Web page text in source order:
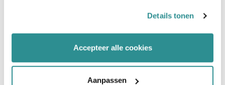
afhankelijke cookies beheren en/of wijzigen. Lees ook
onscookiestatementvoor meer informatie.
Details tonen
Accepteer alle cookies
Aanpassen